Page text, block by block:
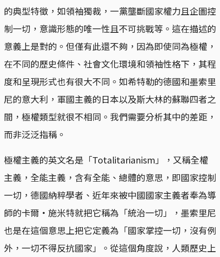
的典型特徵，如領袖獨裁，一黨壟斷國家權力且企圖控
制一切，意識形態的唯一性且不可挑戰等。這在描述的
意義上是對的。但僅有此還不夠，因為即使同為極權，
在不同的歷史條件、社會文化環境和領袖性格下，其程
度和呈現形式也有很大不同。如希特勒的德國和墨索里
尼的意大利，軍國主義的日本以及斯大林的蘇聯四者之
間，極權類型就很不相同。我們需要分析其中的差距，
而非泛泛指稱。
極權主義的英文名是「Totalitarianism」，又稱全權
主義，全能主義，含有全能、總體的意思，即國家控制
一切，德國納粹學者、近年來被中國國家主義者奉為導
師的卡爾·施米特就把它稱為「統治一切」，墨索里尼
也是在這個意思上把它定義為「國家掌控一切，沒有例
外，一切不得反抗國家」。從這個角度說，人類歷史上